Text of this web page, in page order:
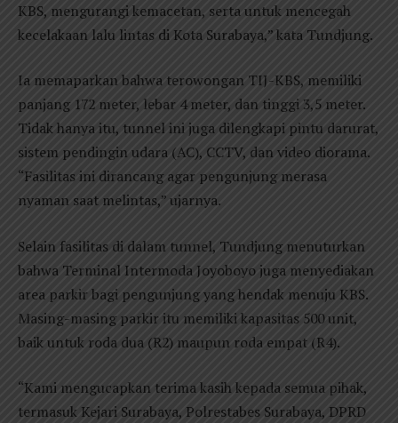
KBS, mengurangi kemacetan, serta untuk mencegah
kecelakaan lalu lintas di Kota Surabaya,” kata Tundjung.
Ia memaparkan bahwa terowongan TIJ-KBS, memiliki
panjang 172 meter, lebar 4 meter, dan tinggi 3,5 meter.
Tidak hanya itu, tunnel ini juga dilengkapi pintu darurat,
sistem pendingin udara (AC), CCTV, dan video diorama.
“Fasilitas ini dirancang agar pengunjung merasa
nyaman saat melintas,” ujarnya.
Selain fasilitas di dalam tunnel, Tundjung menuturkan
bahwa Terminal Intermoda Joyoboyo juga menyediakan
area parkir bagi pengunjung yang hendak menuju KBS.
Masing-masing parkir itu memiliki kapasitas 500 unit,
baik untuk roda dua (R2) maupun roda empat (R4).
“Kami mengucapkan terima kasih kepada semua pihak,
termasuk Kejari Surabaya, Polrestabes Surabaya, DPRD